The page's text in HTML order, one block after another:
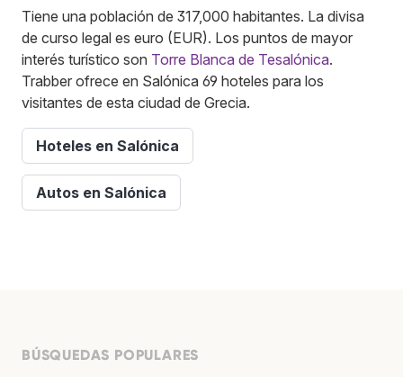
Tiene una población de 317,000 habitantes. La divisa
de curso legal es euro (EUR). Los puntos de mayor
interés turístico son Torre Blanca de Tesalónica.
Trabber ofrece en Salónica 69 hoteles para los
visitantes de esta ciudad de Grecia.
Hoteles en Salónica
Autos en Salónica
BÚSQUEDAS POPULARES